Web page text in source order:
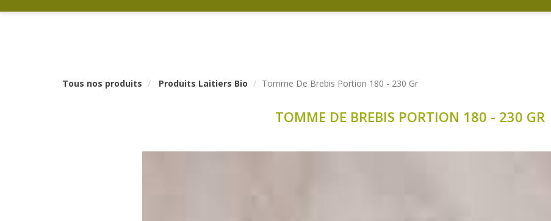
Tous nos produits Produits Laitiers Bio Tomme De Brebis Portion 180 - 230 Gr
TOMME DE BREBIS PORTION 180 - 230 GR